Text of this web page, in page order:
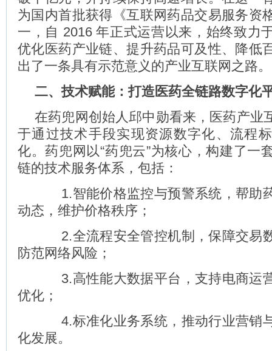
为国内首批获得《互联网药品交易服务资
一，自 2016 年正式运营以来，始终致力
优化医药产业链、提升药品可及性、降低
出了一条具有示范意义的产业互联网之路。
二、技术赋能：打造医药全链路数字化
在药兜网创始人邱中勋看来，医药产业
于通过技术手段实现资源数字化、流程
化。药兜网以“药兜云”为核心，构建了一
链的技术服务体系，包括：
1.智能价格监控与预警系统，帮助
动态，维护价格秩序；
2.全流程安全管控机制，保障交易
防范网络风险；
3.高性能大数据平台，支持电商运
优化；
4.标准化业务系统，推动行业营销
化发展。